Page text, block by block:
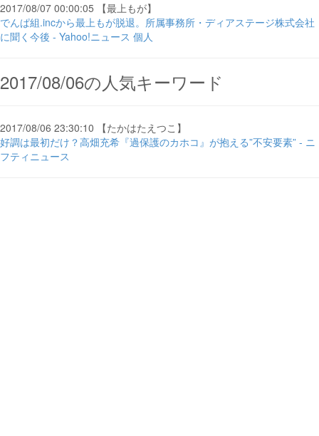
2017/08/07 00:00:05 【最上もが】
でんぱ組.incから最上もが脱退。所属事務所・ディアステージ株式会社
に聞く今後 - Yahoo!ニュース 個人
2017/08/06の人気キーワード
2017/08/06 23:30:10 【たかはたえつこ】
好調は最初だけ？高畑充希『過保護のカホコ』が抱える”不安要素” - ニ
フティニュース